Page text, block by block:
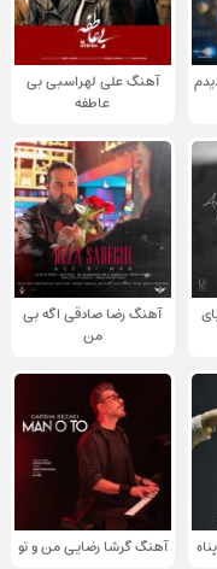
آهنگ علی لهراسبی بی
عاطفه
آهنگ رضا صادقی اگه بی
من
آهنگ گرشا رضایی من و تو